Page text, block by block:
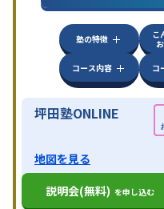
特徴
中高一貫校生
学習にPC
科目から受講
の子どもに対
塾の特徴
こ
コース内容
コ
坪田塾ONLINE
地図を見る
説明会(無料) を申し込む